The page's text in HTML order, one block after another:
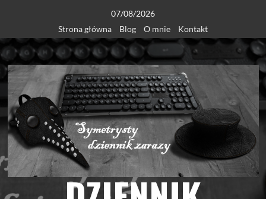
content
07/08/2026
Strona główna
Blog O mnie Kontakt